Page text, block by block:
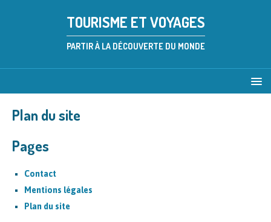
TOURISME ET VOYAGES
PARTIR À LA DÉCOUVERTE DU MONDE
Plan du site
Pages
Contact
Mentions légales
Plan du site